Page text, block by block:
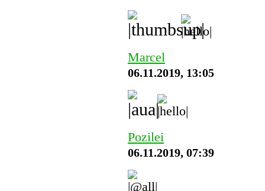
Marcel
06.11.2019, 13:05
Pozilei
06.11.2019, 07:39